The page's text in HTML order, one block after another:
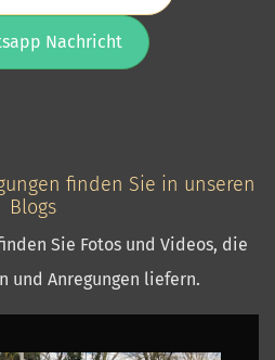
Nachricht
finden Sie in unseren
Blogs
Sie Fotos und Videos, die
und Anregungen liefern.